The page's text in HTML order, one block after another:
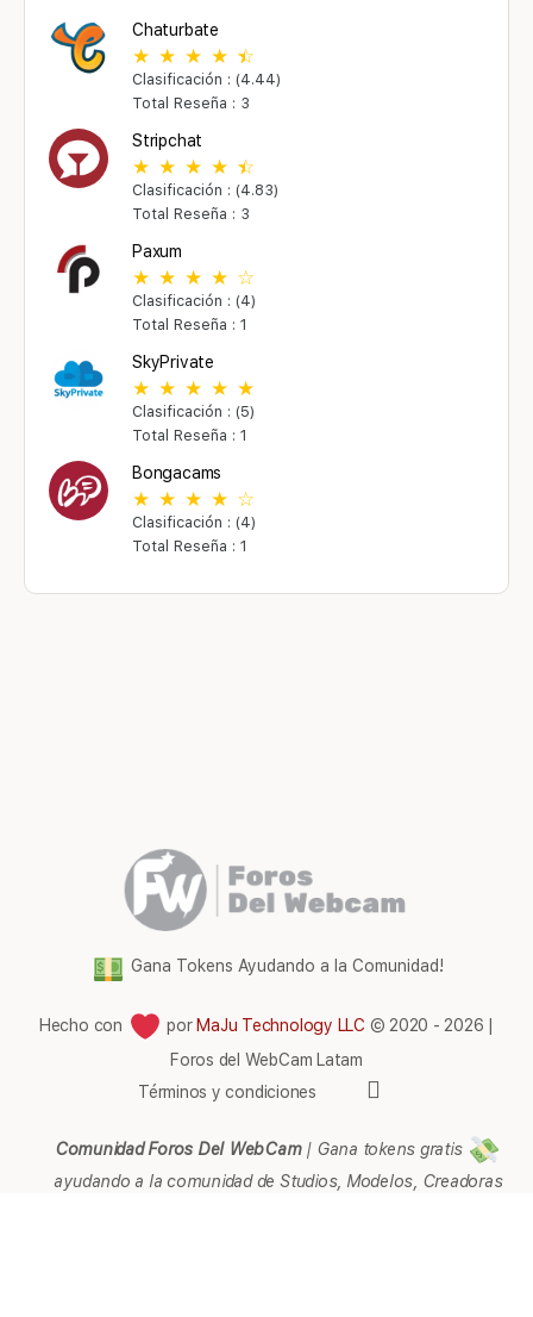
Chaturbate
Clasificación : (4.44)
Total Reseña : 3
Stripchat
Clasificación : (4.83)
Total Reseña : 3
Paxum
Clasificación : (4)
Total Reseña : 1
SkyPrivate
Clasificación : (5)
Total Reseña : 1
Bongacams
Clasificación : (4)
Total Reseña : 1
Gana Tokens Ayudando a la Comunidad!
Hecho con porMaJu Technology LLC © 2020 - 2026 |
Foros del WebCam Latam
Términos y condiciones
Comunidad Foros Del WebCam| Gana tokens gratis
ayudando a la comunidad de Studios, Modelos, Creadoras